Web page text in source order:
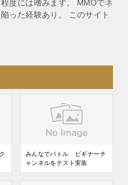
度には嗜みます。 MMOでネ
った経験あり。 このサイト
みんなでバトル ビギナーチ
ャンネルをテスト実装